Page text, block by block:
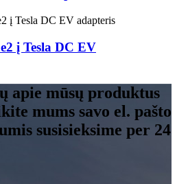
į Tesla DC EV
apie mūsų produktus
mums savo el. pašto
susisieksime per 24